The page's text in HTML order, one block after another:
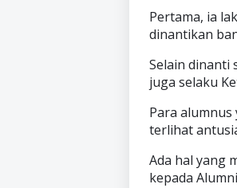
Pertama, ia
dinantikan
Selain dinanti
juga selaku
Para
terlihat
Ada hal yang
kepada